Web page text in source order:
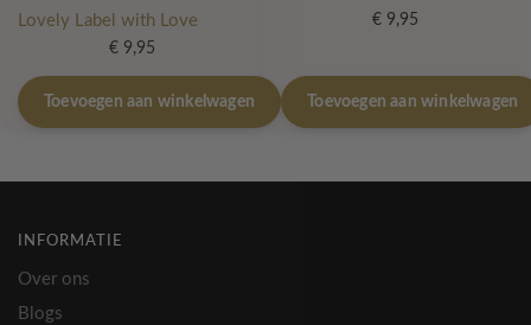
Lovely Label with Love
€9,95
Toevoegen aan winkelwagen
€9,95
Toevoegen aan winkelwagen
INFORMATIE
Over ons
Blogs